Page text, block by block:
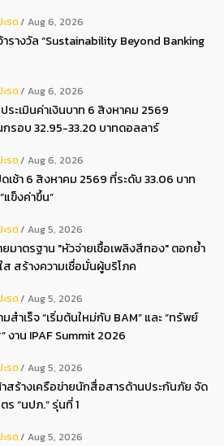
รด Aug 6, 2026
รางวัล “Sustainability Beyond Banking
รด Aug 6, 2026
ะเมินค่าเงินบาท 6 สิงหาคม 2569
กรอบ 32.95-33.20 บาทดอลลาร์
รด Aug 6, 2026
ดเช้า 6 สิงหาคม 2569 ที่ระดับ 33.06 บาท
ข็งค่าขึ้น”
รด Aug 5, 2026
มาตรฐาน "หัวจ่ายเชื้อเพลิงสีทอง" ตอกย้ำ
ส สร้างความเชื่อมั่นผู้บริโภค
รด Aug 5, 2026
มสำเร็จ “เริ่มต้นใหม่กับ BAM” และ “ทรัพย์
งาน IPAF Summit 2026
รด Aug 5, 2026
สร้างเครือข่ายนักสื่อสารด้านประกันภัย จัด
“นปภ.” รุ่นที่ 1
รด Aug 5, 2026